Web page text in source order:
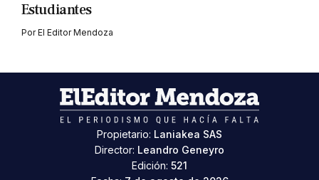
Estudiantes
PorEl Editor Mendoza
Propietario: Laniakea SAS
Director: Leandro Geneyro
Edición: 521